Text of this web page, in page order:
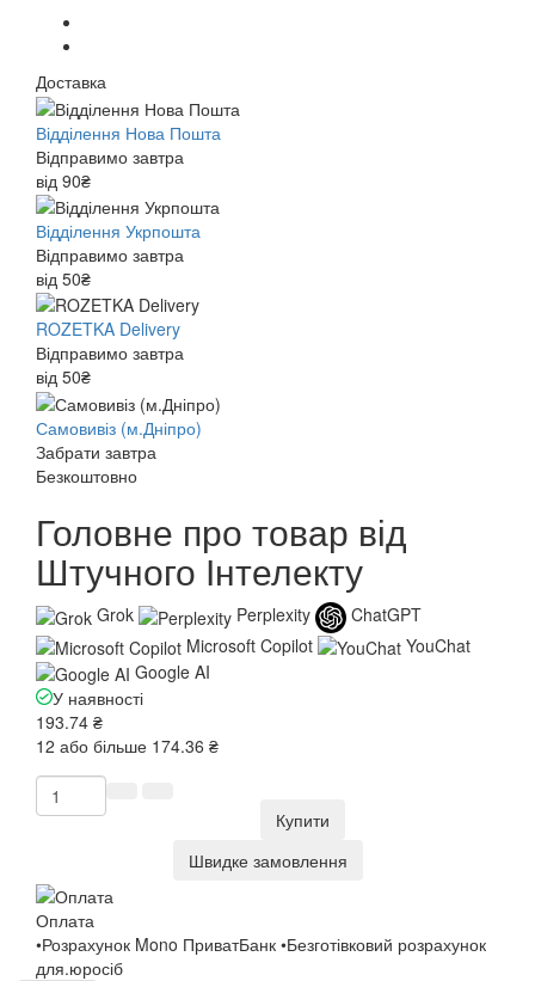
Доставка
Відділення Нова Пошта
Відправимо завтра
від 90₴
Відділення Укрпошта
Відправимо завтра
від 50₴
ROZETKA Delivery
Відправимо завтра
від 50₴
Самовивіз (м.Дніпро)
Забрати завтра
Безкоштовно
Головне про товар від
Штучного Інтелекту
Grok Perplexity
ChatGPT
Microsoft Copilot
YouChat
Google AI
У наявності
193.74 ₴
12 або більше 174.36 ₴
Купити
Швидке замовлення
Оплата
•Розрахунок Mono ПриватБанк •Безготівковий розрахунок
для.юросіб